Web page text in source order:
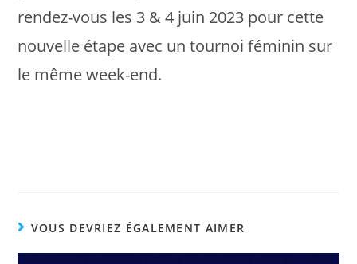
rendez-vous les 3 & 4 juin 2023 pour cette
nouvelle étape avec un tournoi féminin sur
le même week-end.
VOUS DEVRIEZ ÉGALEMENT AIMER